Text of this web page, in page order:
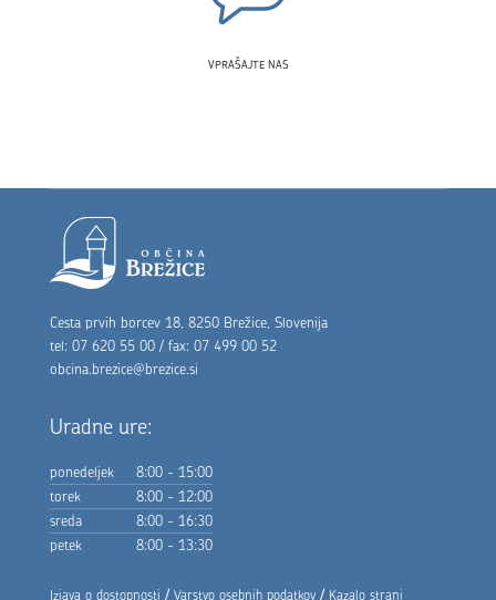
VPRAŠAJTE NAS
Noga strani
Cesta prvih borcev 18, 8250 Brežice, Slovenija
tel: 07 620 55 00 / fax: 07 499 00 52
obcina.brezice@brezice.si
Uradne ure:
ponedeljek
8:00 - 15:00
torek
8:00 - 12:00
sreda
8:00 - 16:30
petek
8:00 - 13:30
Izjava o dostopnosti /Varstvo osebnih podatkov / Kazalo strani